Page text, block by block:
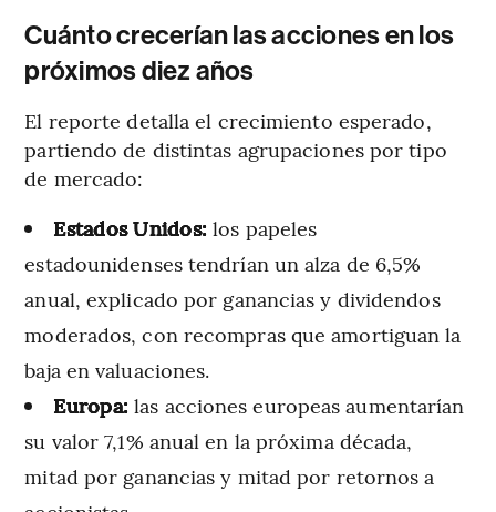
Cuánto crecerían las acciones en los
próximos diez años
El reporte detalla el crecimiento esperado,
partiendo de distintas agrupaciones por tipo
de mercado:
Estados Unidos: los papeles
estadounidenses tendrían un alza de 6,5%
anual, explicado por ganancias y dividendos
moderados, con recompras que amortiguan la
baja en valuaciones.
Europa: las acciones europeas aumentarían
su valor 7,1% anual en la próxima década,
mitad por ganancias y mitad por retornos a